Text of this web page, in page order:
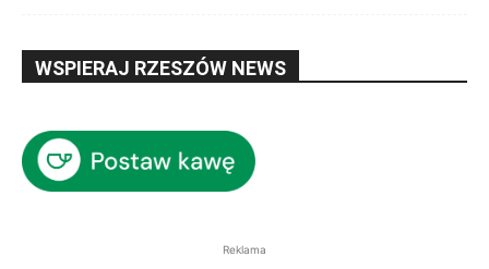
WSPIERAJ RZESZÓW NEWS
Reklama